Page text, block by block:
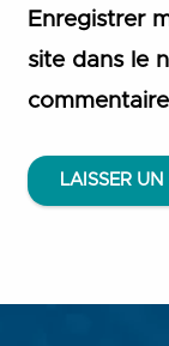
Enregistrer
site dans le
LAISSER